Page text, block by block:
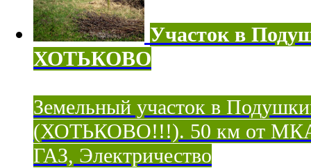
Участок в
ХОТЬКОВО
Земельный участок в
(ХОТЬКОВО!!!). 50 км от
ГАЗ, Электричество